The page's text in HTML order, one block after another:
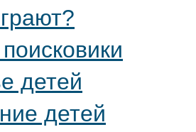
детей
детей